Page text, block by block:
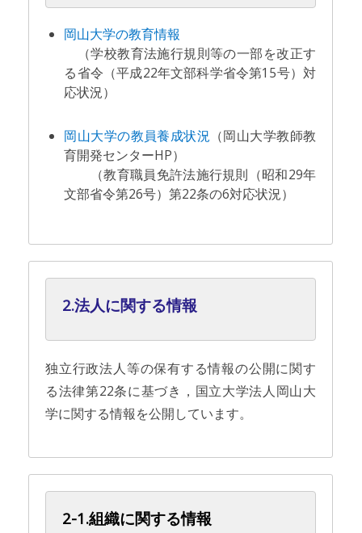
岡山大学の教育情報
（学校教育法施行規則等の一部を改正す
る省令（平成22年文部科学省令第15号）対
応状況）
岡山大学の教員養成状況 （岡山大学教師教
育開発センターHP）
（教育職員免許法施行規則（昭和29年
文部省令第26号）第22条の6対応状況）
2.法人に関する情報
独立行政法人等の保有する情報の公開に関す
る法律第22条に基づき，国立大学法人岡山大
学に関する情報を公開しています。
2-1.組織に関する情報